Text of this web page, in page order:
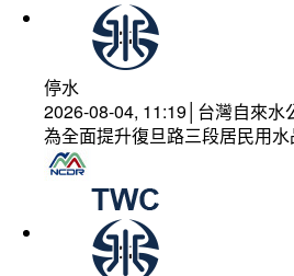
停水
2026-08-04, 11:19│台灣自來水
為全面提升復旦路三段居民用